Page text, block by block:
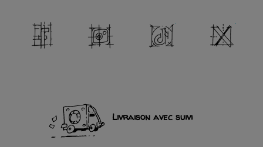
Facebook Instagram
Livraison avec suivi